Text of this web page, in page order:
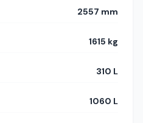
2557 mm
1615 kg
310 L
1060 L